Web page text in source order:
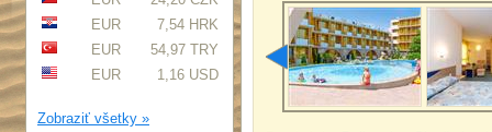
EUR
7,54 HRK
EUR
54,97 TRY
EUR
1,16 USD
Zobraziť všetky »